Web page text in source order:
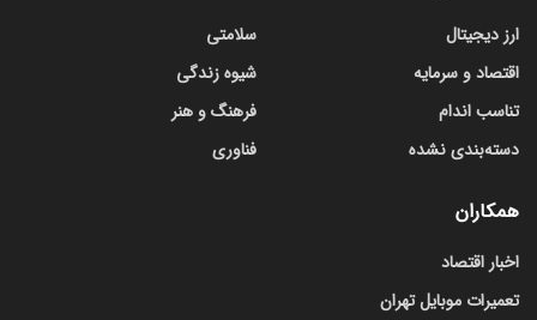
ارز دیجیتال
اقتصاد و سرمایه
تناسب اندام
دسته‌بندی نشده
سلامتی
شیوه زندگی
فرهنگ و هنر
فناوری
همکاران
اخبار اقتصاد
تعمیرات موبایل تهران